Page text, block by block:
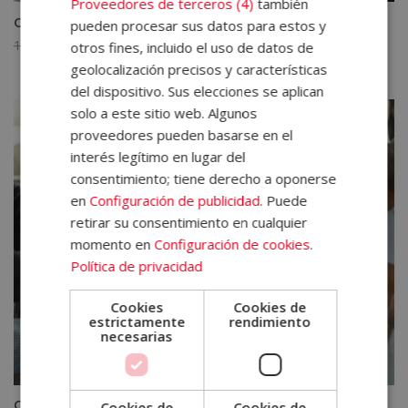
Certificación Experto en Gestión Auxiliar de Personal
1.400,00
El
precio
original
era:
1.400,00€.
350,00€El
precio
actual
es:
350,00€.
pueden procesar sus datos para estos y
otros fines, incluido el uso de datos de
geolocalización precisos y características
del dispositivo. Sus elecciones se aplican
solo a este sitio web. Algunos
proveedores pueden basarse en el
interés legítimo en lugar del
consentimiento; tiene derecho a oponerse
enConfiguración de publicidad. Puede
retirar su consentimiento en cualquier
momento enConfiguración de cookies.
Política de privacidad
Cookies
estrictamente
necesarias
Cookies de
rendimiento